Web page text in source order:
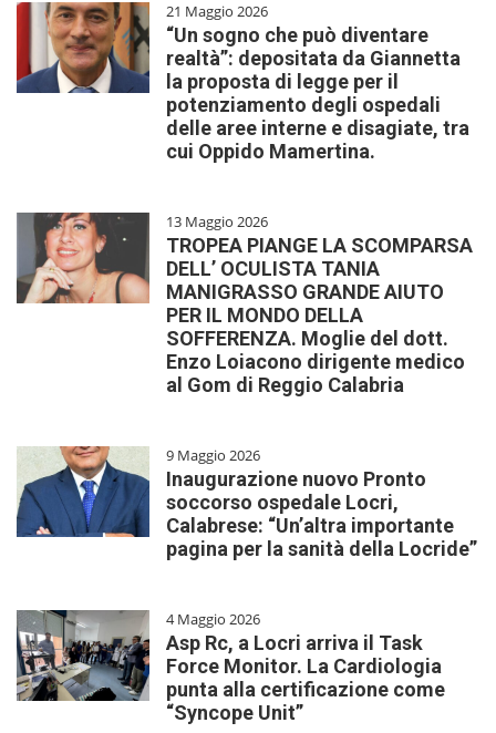
21 Maggio 2026
“Un sogno che può diventare
realtà”: depositata da Giannetta
la proposta di legge per il
potenziamento degli ospedali
delle aree interne e disagiate, tra
cui Oppido Mamertina.
13 Maggio 2026
TROPEA PIANGE LA SCOMPARSA
DELL’ OCULISTA TANIA
MANIGRASSO GRANDE AIUTO
PER IL MONDO DELLA
SOFFERENZA. Moglie del dott.
Enzo Loiacono dirigente medico
al Gom di Reggio Calabria
9 Maggio 2026
Inaugurazione nuovo Pronto
soccorso ospedale Locri,
Calabrese: “Un’altra importante
pagina per la sanità della Locride”
4 Maggio 2026
Asp Rc, a Locri arriva il Task
Force Monitor. La Cardiologia
punta alla certificazione come
“Syncope Unit”